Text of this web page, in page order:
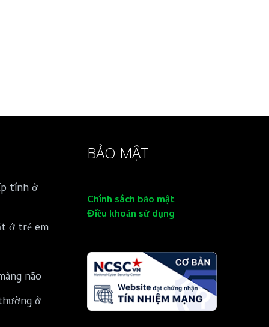
tính ở
ở trẻ em
não
ở
BẢO MẬT
Chính sách bảo mật
Điều khoản sử dụng